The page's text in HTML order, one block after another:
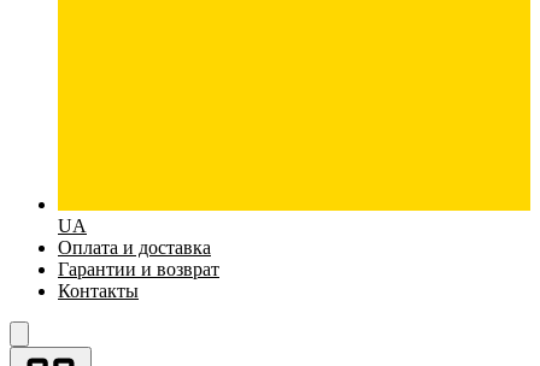
UA
Оплата и доставка
Гарантии и возврат
Контакты